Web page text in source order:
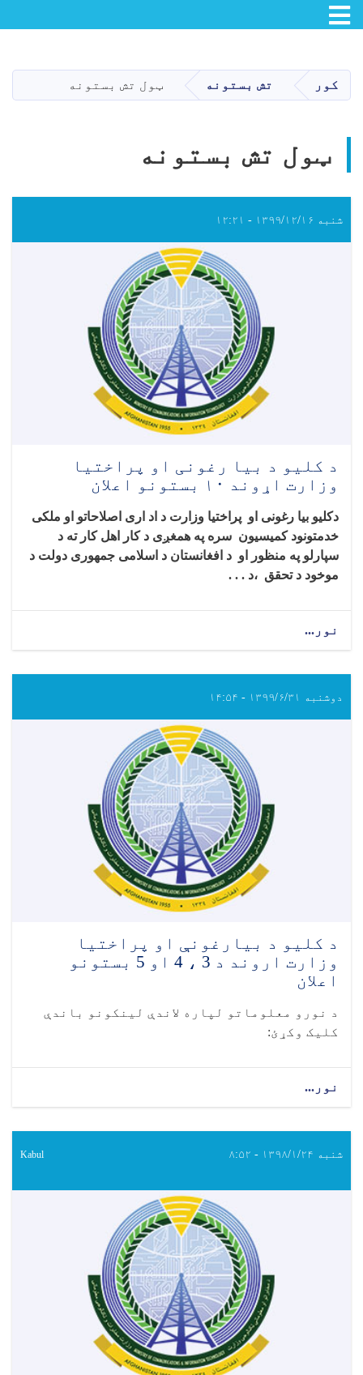
دانګل
Toggle navigation
کور تش بستونه ټول تش بستونه
ټول تش بستونه
شنبه ۱۳۹۹/۱۲/۱۶ - ۱۲:۲۱
د کلیو د بیا رغونی او پراختیا
وزارت اړوند ۱۰ بستونو اعلان
دکلیو بیا رغونی او پراختیا وزارت د اد اری اصلاحاتو او ملکی
خدمتونود کمیسیون سره په همغږی د کار اهل کار ته د
سپارلو په منظور او د افغانستان د اسلامی جمهوری دولت د
موخود د تحقق ،د . . .
نور...
دوشنبه ۱۳۹۹/۶/۳۱ - ۱۴:۵۴
د کلیو د بیارغونې او پراختیا
وزارت اروند د 3 ، 4 او 5 بستونو
اعلان
د نورو معلوماتو لپاره لاندې لینکونو باندې
کلیک وکړئ:
نور...
شنبه ۱۳۹۸/۱/۲۴ - ۸:۵۲ Kabul